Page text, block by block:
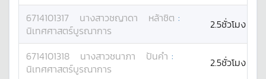
6714101317 นางสาวชญาดา หล้าชิต :
นิเทศศาสตร์บูรณาการ
2.5ชั่วโมง
6714101318 นางสาวชนาภา ปันคำ :
นิเทศศาสตร์บูรณาการ
2.5ชั่วโมง